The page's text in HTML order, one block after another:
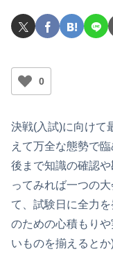
0
決戦(入試)に向けて
えて万全な態勢で
後まで知識の確認
ってみれば一つの
て、試験日に全力
のための心積もり
いものを揃えると